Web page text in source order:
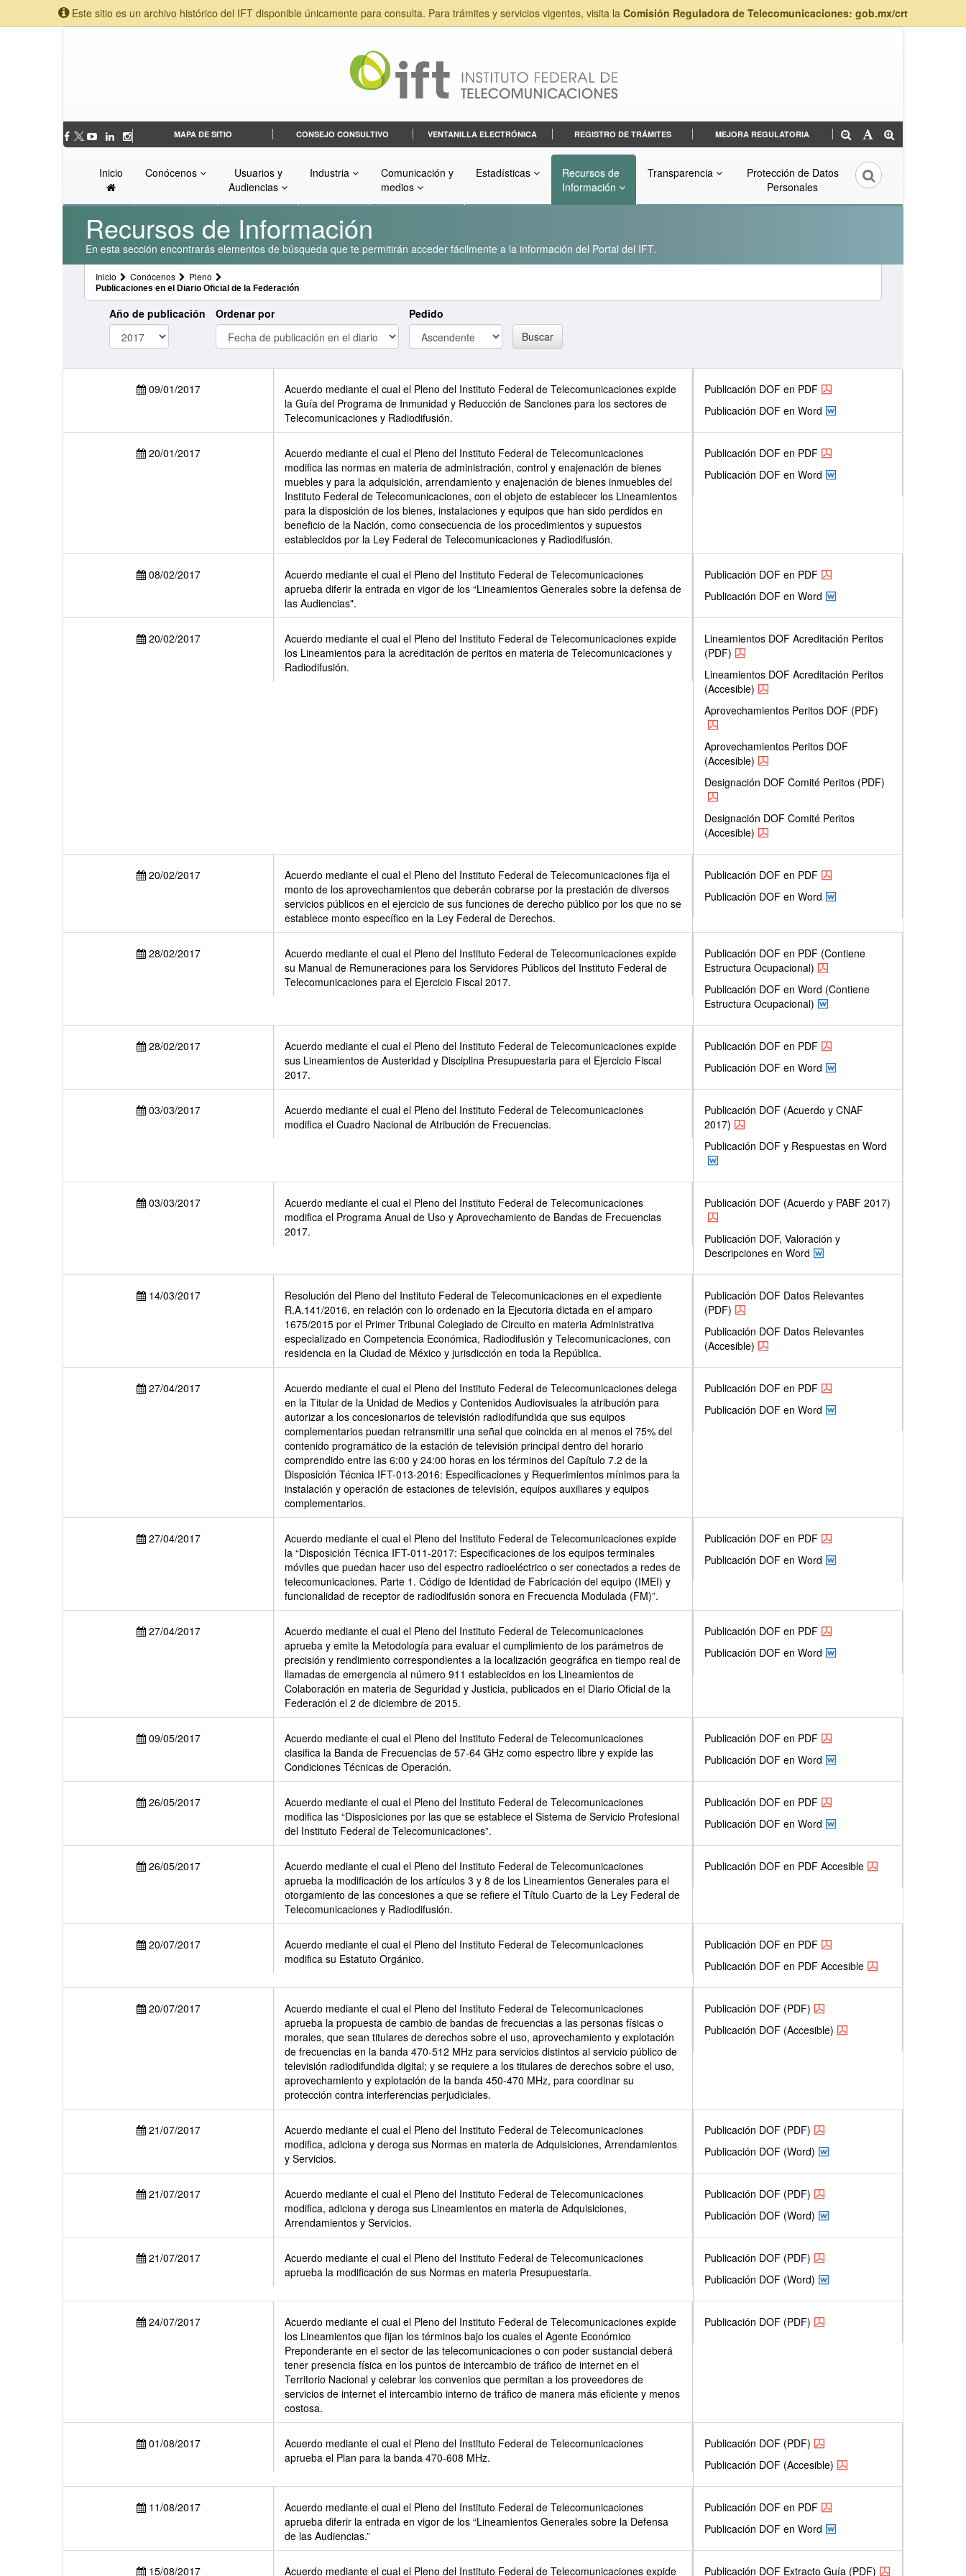
Este sitio es un archivo histórico del IFT disponible únicamente para consulta. Para trámites y servicios vigentes, visita la Comisión Reguladora de Telecomunicaciones: gob.mx/crt
MAPA DE SITIO CONSEJO CONSULTIVO VENTANILLA ELECTRÓNICA REGISTRO DE TRÁMITES MEJORA REGULATORIA
Inicio Conócenos
Usuarios y
Audiencias
Industria
Comunicación y
medios
Estadísticas
Recursos de
Información
Transparencia
Protección de Datos
Personales
Recursos de Información
En esta sección encontrarás elementos de búsqueda que te permitirán acceder fácilmente a la información del Portal del IFT.
Inicio Conócenos Pleno
Publicaciones en el Diario Oficial de la Federación
Año de publicación
Año
Ordenar por
Pedido
Buscar
09/01/2017
Acuerdo mediante el cual el Pleno del Instituto Federal de Telecomunicaciones expide
la Guía del Programa de Inmunidad y Reducción de Sanciones para los sectores de
Telecomunicaciones y Radiodifusión.
Publicación DOF en PDF
Publicación DOF en Word
20/01/2017
Acuerdo mediante el cual el Pleno del Instituto Federal de Telecomunicaciones
modifica las normas en materia de administración, control y enajenación de bienes
muebles y para la adquisición, arrendamiento y enajenación de bienes inmuebles del
Instituto Federal de Telecomunicaciones, con el objeto de establecer los Lineamientos
para la disposición de los bienes, instalaciones y equipos que han sido perdidos en
beneficio de la Nación, como consecuencia de los procedimientos y supuestos
establecidos por la Ley Federal de Telecomunicaciones y Radiodifusión.
Publicación DOF en PDF
Publicación DOF en Word
08/02/2017
Acuerdo mediante el cual el Pleno del Instituto Federal de Telecomunicaciones
aprueba diferir la entrada en vigor de los “Lineamientos Generales sobre la defensa de
las Audiencias".
Publicación DOF en PDF
Publicación DOF en Word
20/02/2017
Acuerdo mediante el cual el Pleno del Instituto Federal de Telecomunicaciones expide
los Lineamientos para la acreditación de peritos en materia de Telecomunicaciones y
Radiodifusión.
Lineamientos DOF Acreditación Peritos
(PDF)
Lineamientos DOF Acreditación Peritos
(Accesible)
Aprovechamientos Peritos DOF (PDF)
Aprovechamientos Peritos DOF
(Accesible)
Designación DOF Comité Peritos (PDF)
Designación DOF Comité Peritos
(Accesible)
20/02/2017
Acuerdo mediante el cual el Pleno del Instituto Federal de Telecomunicaciones fija el
monto de los aprovechamientos que deberán cobrarse por la prestación de diversos
servicios públicos en el ejercicio de sus funciones de derecho público por los que no se
establece monto específico en la Ley Federal de Derechos.
Publicación DOF en PDF
Publicación DOF en Word
28/02/2017
Acuerdo mediante el cual el Pleno del Instituto Federal de Telecomunicaciones expide
su Manual de Remuneraciones para los Servidores Públicos del Instituto Federal de
Telecomunicaciones para el Ejercicio Fiscal 2017.
Publicación DOF en PDF (Contiene
Estructura Ocupacional)
Publicación DOF en Word (Contiene
Estructura Ocupacional)
28/02/2017
Acuerdo mediante el cual el Pleno del Instituto Federal de Telecomunicaciones expide
sus Lineamientos de Austeridad y Disciplina Presupuestaria para el Ejercicio Fiscal
2017.
Publicación DOF en PDF
Publicación DOF en Word
03/03/2017
Acuerdo mediante el cual el Pleno del Instituto Federal de Telecomunicaciones
modifica el Cuadro Nacional de Atribución de Frecuencias.
Publicación DOF (Acuerdo y CNAF
2017)
Publicación DOF y Respuestas en Word
03/03/2017
Acuerdo mediante el cual el Pleno del Instituto Federal de Telecomunicaciones
modifica el Programa Anual de Uso y Aprovechamiento de Bandas de Frecuencias
2017.
Publicación DOF (Acuerdo y PABF 2017)
Publicación DOF, Valoración y
Descripciones en Word
14/03/2017
Resolución del Pleno del Instituto Federal de Telecomunicaciones en el expediente
R.A.141/2016, en relación con lo ordenado en la Ejecutoria dictada en el amparo
1675/2015 por el Primer Tribunal Colegiado de Circuito en materia Administrativa
especializado en Competencia Económica, Radiodifusión y Telecomunicaciones, con
residencia en la Ciudad de México y jurisdicción en toda la República.
Publicación DOF Datos Relevantes
(PDF)
Publicación DOF Datos Relevantes
(Accesible)
27/04/2017
Acuerdo mediante el cual el Pleno del Instituto Federal de Telecomunicaciones delega
en la Titular de la Unidad de Medios y Contenidos Audiovisuales la atribución para
autorizar a los concesionarios de televisión radiodifundida que sus equipos
complementarios puedan retransmitir una señal que coincida en al menos el 75% del
contenido programático de la estación de televisión principal dentro del horario
comprendido entre las 6:00 y 24:00 horas en los términos del Capítulo 7.2 de la
Disposición Técnica IFT-013-2016: Especificaciones y Requerimientos mínimos para la
instalación y operación de estaciones de televisión, equipos auxiliares y equipos
complementarios.
Publicación DOF en PDF
Publicación DOF en Word
27/04/2017
Acuerdo mediante el cual el Pleno del Instituto Federal de Telecomunicaciones expide
la “Disposición Técnica IFT-011-2017: Especificaciones de los equipos terminales
móviles que puedan hacer uso del espectro radioeléctrico o ser conectados a redes de
telecomunicaciones. Parte 1. Código de Identidad de Fabricación del equipo (IMEI) y
funcionalidad de receptor de radiodifusión sonora en Frecuencia Modulada (FM)”.
Publicación DOF en PDF
Publicación DOF en Word
27/04/2017
Acuerdo mediante el cual el Pleno del Instituto Federal de Telecomunicaciones
aprueba y emite la Metodología para evaluar el cumplimiento de los parámetros de
precisión y rendimiento correspondientes a la localización geográfica en tiempo real de
llamadas de emergencia al número 911 establecidos en los Lineamientos de
Colaboración en materia de Seguridad y Justicia, publicados en el Diario Oficial de la
Federación el 2 de diciembre de 2015.
Publicación DOF en PDF
Publicación DOF en Word
09/05/2017
Acuerdo mediante el cual el Pleno del Instituto Federal de Telecomunicaciones
clasifica la Banda de Frecuencias de 57-64 GHz como espectro libre y expide las
Condiciones Técnicas de Operación.
Publicación DOF en PDF
Publicación DOF en Word
26/05/2017
Acuerdo mediante el cual el Pleno del Instituto Federal de Telecomunicaciones
modifica las “Disposiciones por las que se establece el Sistema de Servicio Profesional
del Instituto Federal de Telecomunicaciones”.
Publicación DOF en PDF
Publicación DOF en Word
26/05/2017
Acuerdo mediante el cual el Pleno del Instituto Federal de Telecomunicaciones
aprueba la modificación de los artículos 3 y 8 de los Lineamientos Generales para el
otorgamiento de las concesiones a que se refiere el Título Cuarto de la Ley Federal de
Telecomunicaciones y Radiodifusión.
Publicación DOF en PDF Accesible
20/07/2017
Acuerdo mediante el cual el Pleno del Instituto Federal de Telecomunicaciones
modifica su Estatuto Orgánico.
Publicación DOF en PDF
Publicación DOF en PDF Accesible
20/07/2017
Acuerdo mediante el cual el Pleno del Instituto Federal de Telecomunicaciones
aprueba la propuesta de cambio de bandas de frecuencias a las personas físicas o
morales, que sean titulares de derechos sobre el uso, aprovechamiento y explotación
de frecuencias en la banda 470-512 MHz para servicios distintos al servicio público de
televisión radiodifundida digital; y se requiere a los titulares de derechos sobre el uso,
aprovechamiento y explotación de la banda 450-470 MHz, para coordinar su
protección contra interferencias perjudiciales.
Publicación DOF (PDF)
Publicación DOF (Accesible)
21/07/2017
Acuerdo mediante el cual el Pleno del Instituto Federal de Telecomunicaciones
modifica, adiciona y deroga sus Normas en materia de Adquisiciones, Arrendamientos
y Servicios.
Publicación DOF (PDF)
Publicación DOF (Word)
21/07/2017
Acuerdo mediante el cual el Pleno del Instituto Federal de Telecomunicaciones
modifica, adiciona y deroga sus Lineamientos en materia de Adquisiciones,
Arrendamientos y Servicios.
Publicación DOF (PDF)
Publicación DOF (Word)
21/07/2017
Acuerdo mediante el cual el Pleno del Instituto Federal de Telecomunicaciones
aprueba la modificación de sus Normas en materia Presupuestaria.
Publicación DOF (PDF)
Publicación DOF (Word)
24/07/2017
Acuerdo mediante el cual el Pleno del Instituto Federal de Telecomunicaciones expide
los Lineamientos que fijan los términos bajo los cuales el Agente Económico
Preponderante en el sector de las telecomunicaciones o con poder sustancial deberá
tener presencia física en los puntos de intercambio de tráfico de internet en el
Territorio Nacional y celebrar los convenios que permitan a los proveedores de
servicios de internet el intercambio interno de tráfico de manera más eficiente y menos
costosa.
Publicación DOF (PDF)
01/08/2017
Acuerdo mediante el cual el Pleno del Instituto Federal de Telecomunicaciones
aprueba el Plan para la banda 470-608 MHz.
Publicación DOF (PDF)
Publicación DOF (Accesible)
11/08/2017
Acuerdo mediante el cual el Pleno del Instituto Federal de Telecomunicaciones
aprueba diferir la entrada en vigor de los “Lineamientos Generales sobre la Defensa
de las Audiencias.”
Publicación DOF en PDF
Publicación DOF en Word
15/08/2017 Acuerdo mediante el cual el Pleno del Instituto Federal de Telecomunicaciones expide Publicación DOF Extracto Guía (PDF)